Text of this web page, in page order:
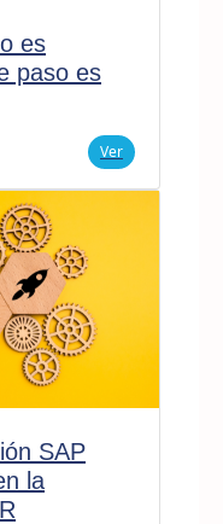
es
paso es
Ver
SAP
la